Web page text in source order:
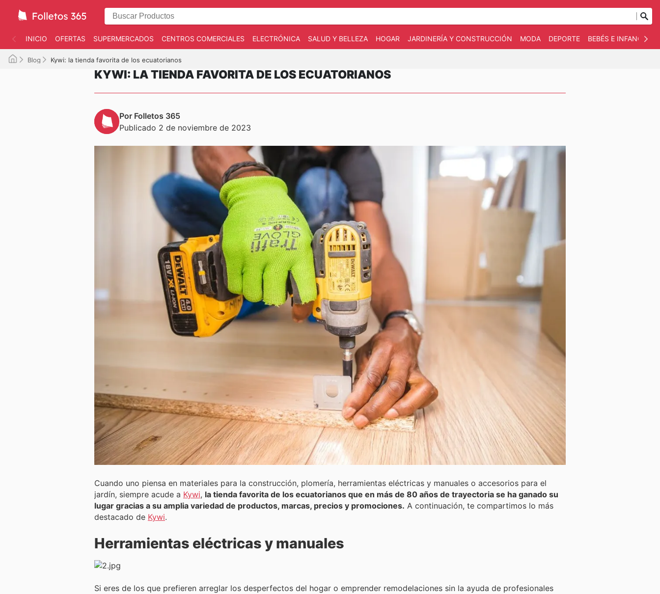
INICIO OFERTAS SUPERMERCADOS CENTROS COMERCIALES ELECTRÓNICA SALUD Y BELLEZA HOGAR JARDINERÍA Y CONSTRUCCIÓN MODA DEPORTE BEBÉS E INFANCIA
Blog Kywi: la tienda favorita de los ecuatorianos
KYWI: LA TIENDA FAVORITA DE LOS ECUATORIANOS
Por Folletos 365
Publicado 2 de noviembre de 2023
Cuando uno piensa en materiales para la construcción, plomería, herramientas eléctricas y manuales o accesorios para el
jardín, siempre acude a Kywi, la tienda favorita de los ecuatorianos que en más de 80 años de trayectoria se ha ganado su
lugar gracias a su amplia variedad de productos, marcas, precios y promociones. A continuación, te compartimos lo más
destacado de Kywi.
Herramientas eléctricas y manuales
Si eres de los que prefieren arreglar los desperfectos del hogar o emprender remodelaciones sin la ayuda de profesionales